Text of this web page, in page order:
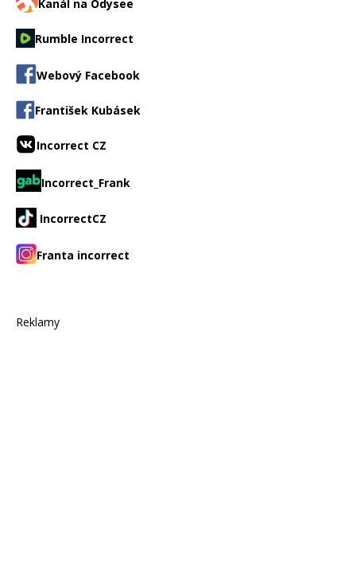
Kanál na Odysee
Rumble Incorrect
Webový Facebook
František Kubásek
Incorrect CZ
Incorrect_Frank
IncorrectCZ
Franta incorrect
Reklamy